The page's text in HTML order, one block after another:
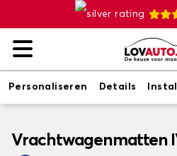
Personaliseren Details
Vrachtwagenmatten